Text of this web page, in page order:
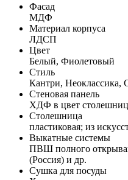
Фасад
МДФ
Материал корпуса
ЛДСП
Цвет
Белый, Фиолетовый
Стиль
Кантри, Неоклассика,
Стеновая панель
ХДФ в цвет
Столешница
пластиковая; из
Выкатные системы
ПВШ полного
(Россия) и др.
Сушка для посуды